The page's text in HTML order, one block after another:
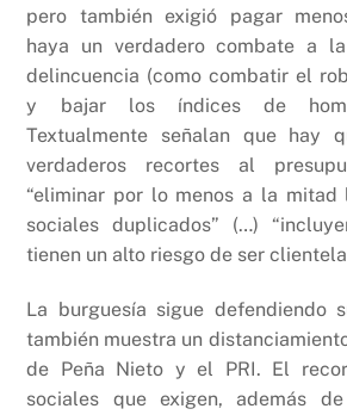
pero también exigió pagar
haya un verdadero combate a
delincuencia (como combatir el
y bajar los índices de
Textualmente señalan que hay
verdaderos recortes al
“eliminar por lo menos a la mitad
sociales duplicados” (…)
tienen un alto riesgo de ser
La burguesía sigue defendiendo
también muestra un
de Peña Nieto y el PRI. El
sociales que exigen, además